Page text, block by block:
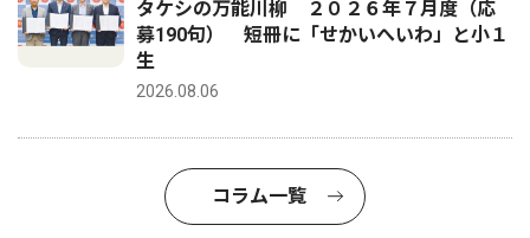
タケシの万能川柳 ２０２６年７月度（応
募190句） 短冊に「せかいへいわ」と小１
生
2026.08.06
コラム一覧